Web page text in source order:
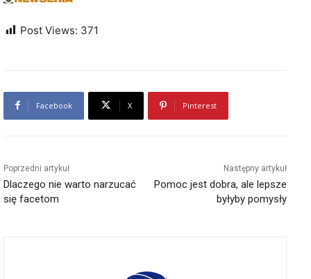
Post Views: 371
Facebook X Pinterest
Poprzedni artykuł
Dlaczego nie warto narzucać
się facetom
Następny artykuł
Pomoc jest dobra, ale lepsze
byłyby pomysły